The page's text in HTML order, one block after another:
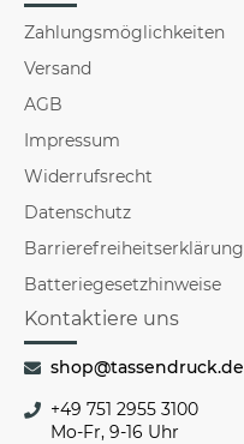
Zahlungsmöglichkeiten
Versand
AGB
Impressum
Widerrufsrecht
Datenschutz
Barrierefreiheitserklärung
Batteriegesetzhinweise
Kontaktiere uns
shop@tassendruck.de
+49 751 2955 3100
Mo-Fr, 9-16 Uhr